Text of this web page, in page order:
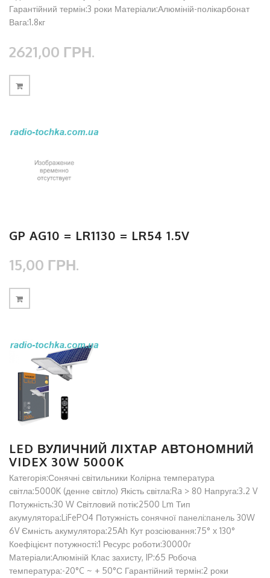
Гарантійний термін:3 роки Матеріали:Алюміній-полікарбонат
Вага:1.8кг
2621,00 ГРН.
GP AG10 = LR1130 = LR54 1.5V
15,00 ГРН.
LED ВУЛИЧНИЙ ЛІХТАР АВТОНОМНИЙ
VIDEX 30W 5000K
Категорія:Сонячні світильники Колірна температура
світла:5000K (денне світло) Якість світла:Ra > 80 Напруга:3.2 V
Потужність:30 W Світловий потік:2500 Lm Тип
акумулятора:LiFePO4 Потужність сонячної панелі:панель 30W
6V Ємність акумулятора:25Ah Кут розсіювання:75° x 130°
Коефіцієнт потужності:1 Ресурс роботи:30000г
Матеріали:Алюміній Клас захисту, IP:65 Робоча
температура:-20°C ~ + 50°С Гарантійний термін:2 роки